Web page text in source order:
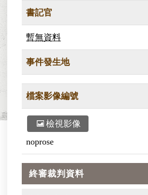
書記官
暫無資料
事件發生地
檔案影像編號
檢視影像
noprose
終審裁判資料